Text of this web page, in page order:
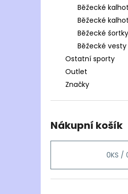
Běžecké
Běžecké
Běžecké
Běžecké vesty
Ostatní sporty
Outlet
Značky
Nákupní košík
0KS /